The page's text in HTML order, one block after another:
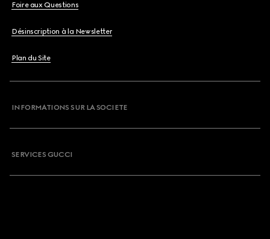
Foire aux Questions
Désinscription à la Newsletter
Plan du Site
INFORMATIONS SUR LA SOCIETE
SERVICES GUCCI